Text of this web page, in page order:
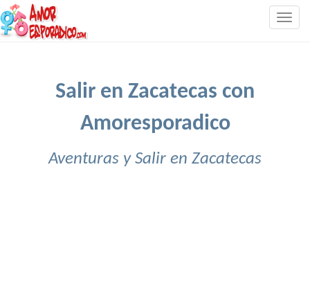
Salir en Zacatecas con
Amoresporadico
Aventuras y Salir en Zacatecas